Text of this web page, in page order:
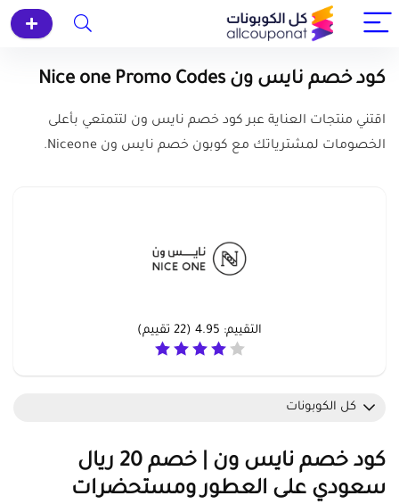
كود خصم نايس ون Nice one Promo Codes
اقتني منتجات العناية عبر كود خصم نايس ون لتتمتعي بأعلى
الخصومات لمشترياتك مع كوبون خصم نايس ون Niceone.
التقييم: 4.95
(
22 تقييم)
كل الكوبونات
كود خصم نايس ون | خصم 20 ريال
سعودي على العطور ومستحضرات